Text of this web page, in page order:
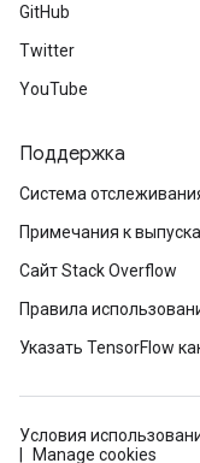
GitHub
Twitter
YouTube
Поддержка
Система
Примечания к
Сайт Stack Overflow
Правила
Указать TensorFlow
Условия
Manage cookies